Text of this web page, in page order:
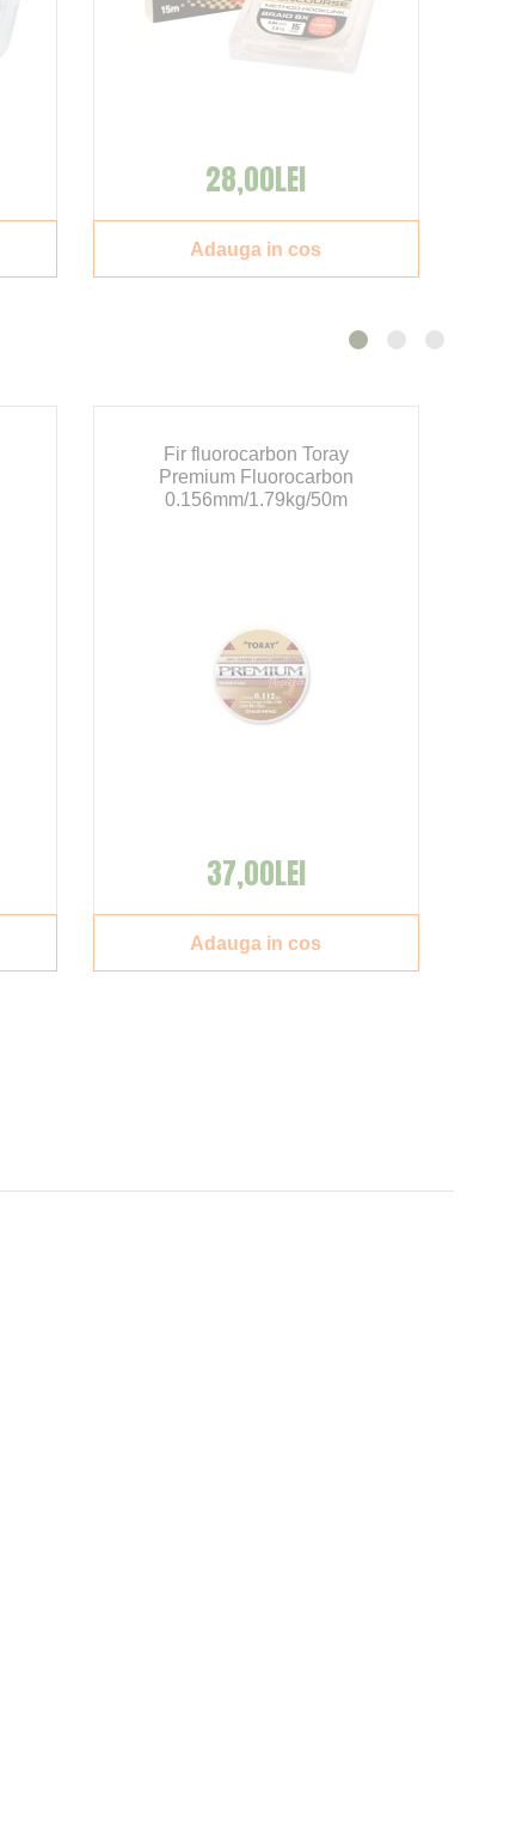
Fir fluorocarbon Toray
Premium Fluorocarbon
0.156mm/1.79kg/50m
37,00LEI
Adauga in cos
28,00LEI
Adauga in cos